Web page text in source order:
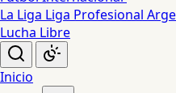
La Liga Liga Profesional
Lucha Libre
Inicio